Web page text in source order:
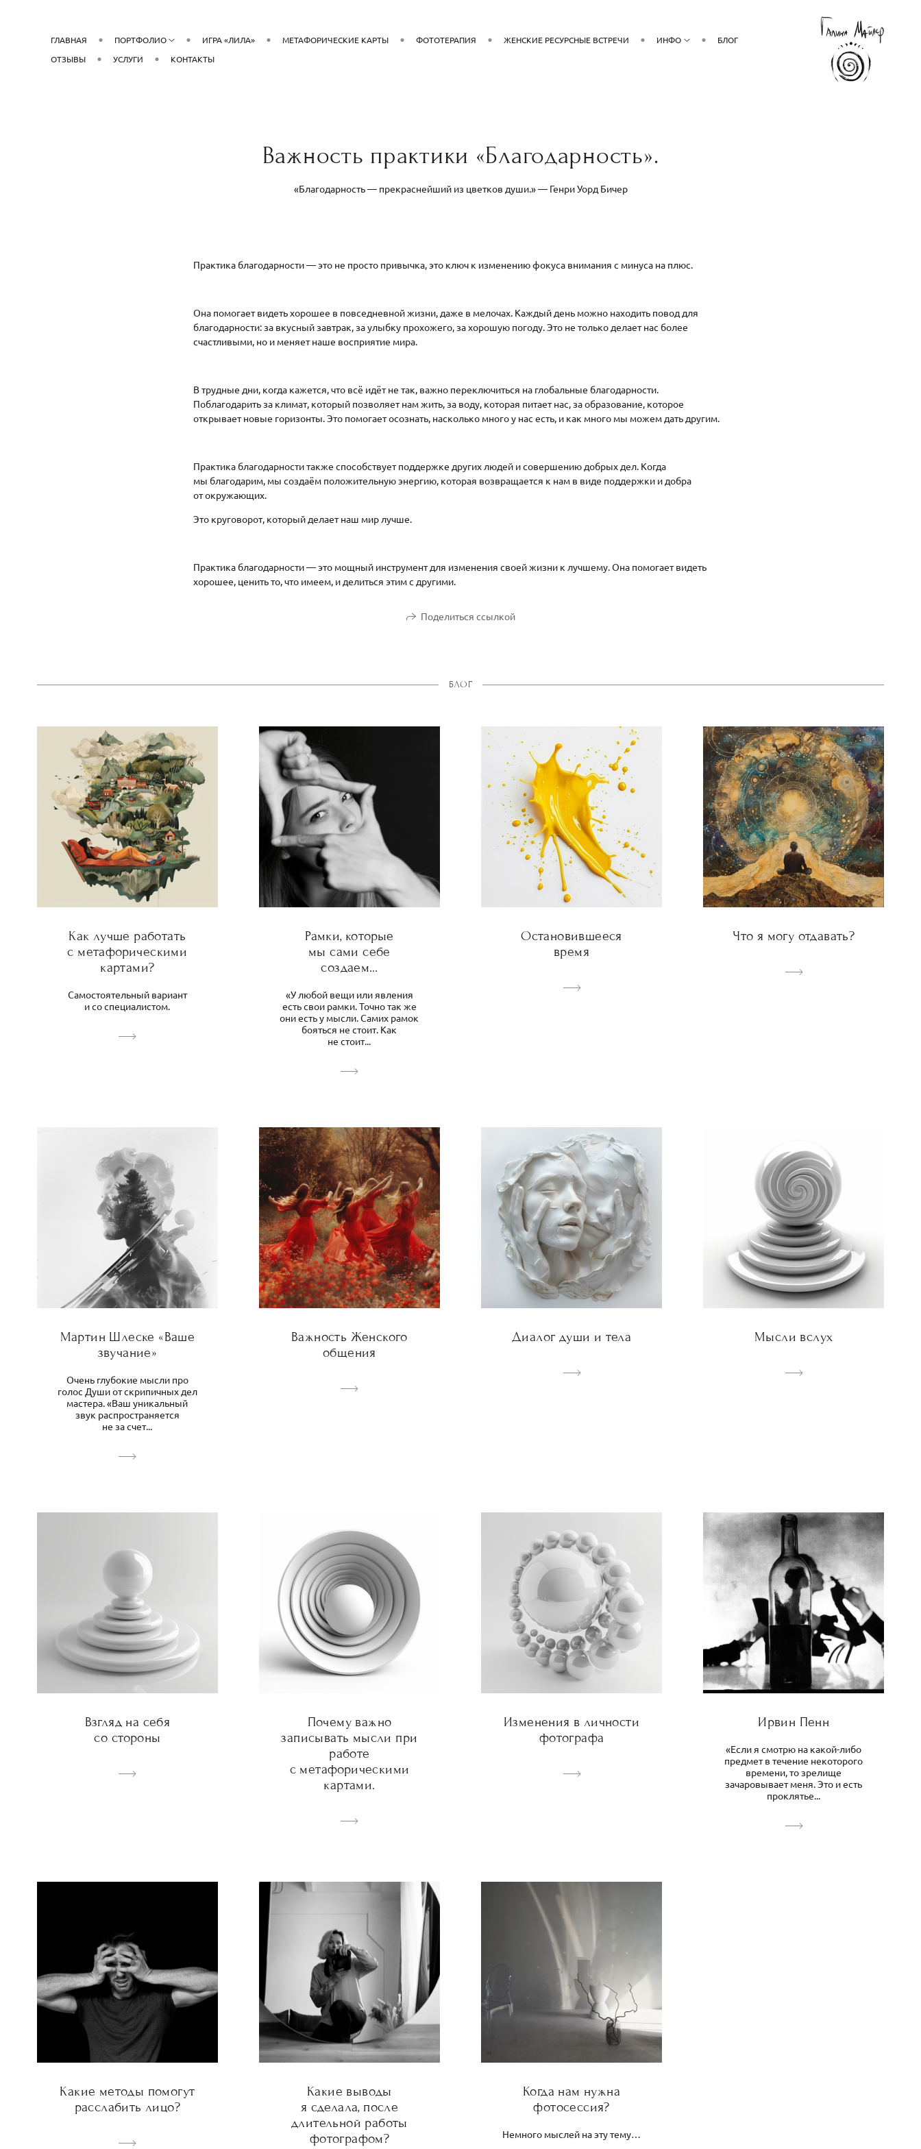
ГЛАВНАЯ ПОРТФОЛИО ИГРА «ЛИЛА» МЕТАФОРИЧЕСКИЕ КАРТЫ ФОТОТЕРАПИЯ ЖЕНСКИЕ РЕСУРСНЫЕ ВСТРЕЧИ ИНФО
БЛОГ
ОТЗЫВЫ
УСЛУГИ КОНТАКТЫ
Важность практики «Благодарность».
«Благодарность — прекраснейший из цветков души.» — Генри Уорд Бичер
Практика благодарности — это не просто привычка, это ключ к изменению фокуса внимания с минуса на плюс.
Она помогает видеть хорошее в повседневной жизни, даже в мелочах. Каждый день можно находить повод для
благодарности: за вкусный завтрак, за улыбку прохожего, за хорошую погоду. Это не только делает нас более
счастливыми, но и меняет наше восприятие мира.
В трудные дни, когда кажется, что всё идёт не так, важно переключиться на глобальные благодарности.
Поблагодарить за климат, который позволяет нам жить, за воду, которая питает нас, за образование, которое
открывает новые горизонты. Это помогает осознать, насколько много у нас есть, и как много мы можем дать другим.
Практика благодарности также способствует поддержке других людей и совершению добрых дел. Когда
мы благодарим, мы создаём положительную энергию, которая возвращается к нам в виде поддержки и добра
от окружающих.
Это круговорот, который делает наш мир лучше.
Практика благодарности — это мощный инструмент для изменения своей жизни к лучшему. Она помогает видеть
хорошее, ценить то, что имеем, и делиться этим с другими.
Поделиться ссылкой
БЛОГ
Как лучше работать
с метафорическими
картами?
Самостоятельный вариант
и со специалистом.
Рамки, которые
мы сами себе
создаем…
«У любой вещи или явления
есть свои рамки. Точно так же
они есть у мысли. Самих рамок
бояться не стоит. Как
не стоит...
Остановившееся
время
Что я могу отдавать?
Мартин Шлеске «Ваше
звучание»
Очень глубокие мысли про
голос Души от скрипичных дел
мастера. «Ваш уникальный
звук распространяется
не за счет...
Важность Женского
общения
Диалог души и тела Мысли вслух
Взгляд на себя
со стороны
Почему важно
записывать мысли при
работе
с метафорическими
картами.
Изменения в личности
фотографа
Ирвин Пенн
«Если я смотрю на какой-либо
предмет в течение некоторого
времени, то зрелище
зачаровывает меня. Это и есть
проклятье...
Какие методы помогут
расслабить лицо?
Какие выводы
я сделала, после
длительной работы
фотографом?
Когда нам нужна
фотосессия?
Немного мыслей на эту тему…